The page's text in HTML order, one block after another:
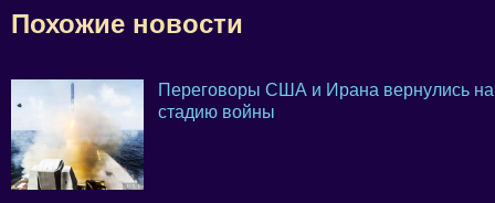
Похожие новости
Переговоры США и Ирана вернулись на
стадию войны